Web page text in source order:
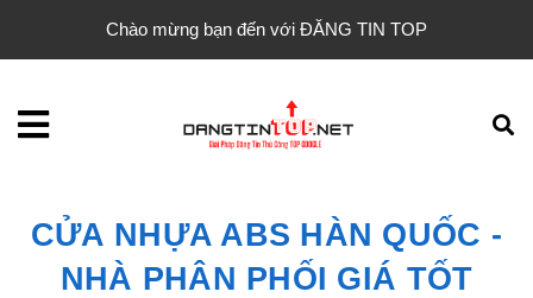
Chào mừng bạn đến với ĐĂNG TIN TOP
CỬA NHỰA ABS HÀN QUỐC -
NHÀ PHÂN PHỐI GIÁ TỐT